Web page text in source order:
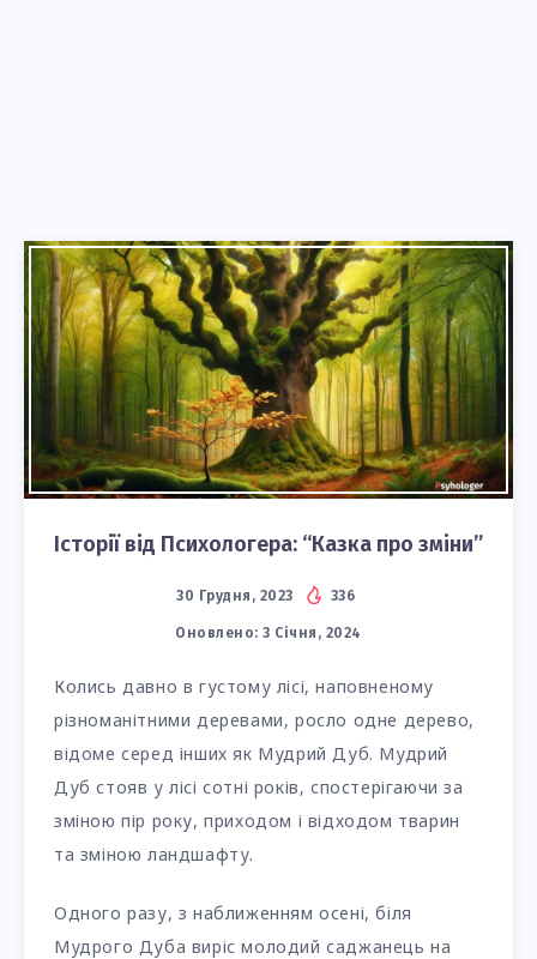
Історії від Психологера: “Казка про зміни”
30 Грудня, 2023 336
Оновлено: 3 Січня, 2024
Колись давно в густому лісі, наповненому
різноманітними деревами, росло одне дерево,
відоме серед інших як Мудрий Дуб. Мудрий
Дуб стояв у лісі сотні років, спостерігаючи за
зміною пір року, приходом і відходом тварин
та зміною ландшафту.
Одного разу, з наближенням осені, біля
Мудрого Дуба виріс молодий саджанець на